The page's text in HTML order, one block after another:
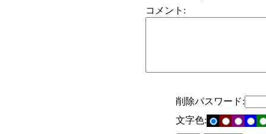
コメント:
削除パスワード:
文字色: